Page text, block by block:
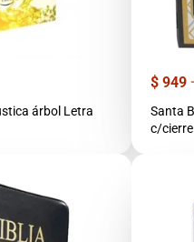
árbol Letra
Precio
$ 949
Santa
c/cierre